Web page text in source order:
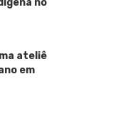
ateliê
em